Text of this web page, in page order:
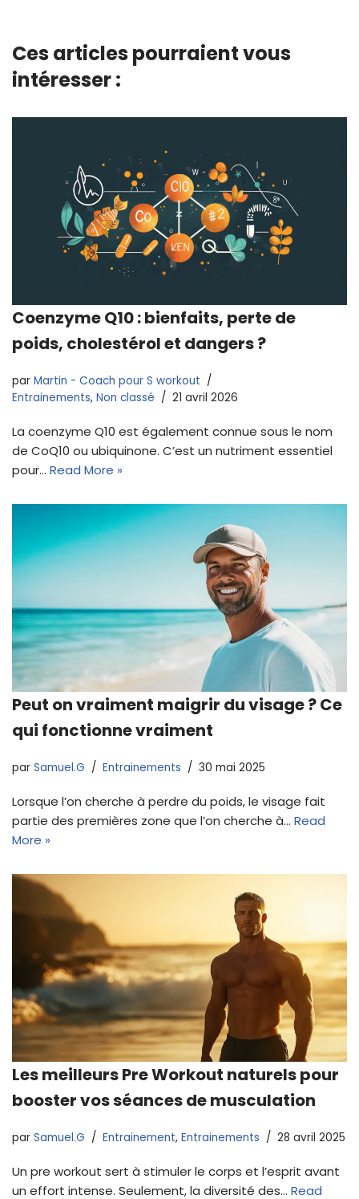
Ces articles pourraient vous
intéresser :
Coenzyme Q10 : bienfaits, perte de
poids, cholestérol et dangers ?
par Martin - Coach pour S workout
Entrainements, Non classé 21 avril 2026
La coenzyme Q10 est également connue sous le nom
de CoQ10 ou ubiquinone. C’est un nutriment essentiel
pour… Read More »
Peut on vraiment maigrir du visage ? Ce
qui fonctionne vraiment
par Samuel.G Entrainements 30 mai 2025
Lorsque l’on cherche à perdre du poids, le visage fait
partie des premières zone que l’on cherche à… Read
More »
Les meilleurs Pre Workout naturels pour
booster vos séances de musculation
par Samuel.G Entrainement, Entrainements 28 avril 2025
Un pre workout sert à stimuler le corps et l’esprit avant
un effort intense. Seulement, la diversité des… Read